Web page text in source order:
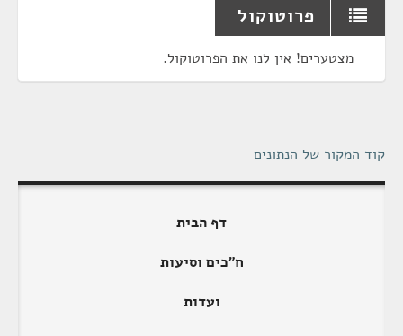
פרוטוקול
מצטערים! אין לנו את הפרוטוקול.
קוד המקור של הנתונים
דף הבית
ח"כים וסיעות
ועדות